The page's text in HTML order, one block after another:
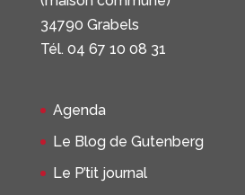
34790 Grabels
Tél. 04 67 10 08 31
Agenda
Le Blog de Gutenberg
Le P’tit journal